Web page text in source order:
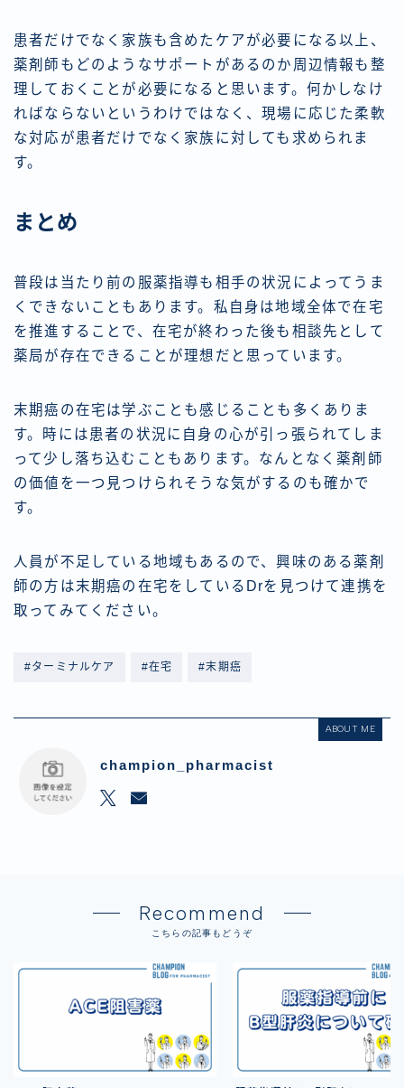
患者だけでなく家族も含めたケアが必要になる以上、
薬剤師もどのようなサポートがあるのか周辺情報も整
理しておくことが必要になると思います。何かしなけ
ればならないというわけではなく、現場に応じた柔軟
な対応が患者だけでなく家族に対しても求められま
す。
まとめ
普段は当たり前の服薬指導も相手の状況によってうま
くできないこともあります。私自身は地域全体で在宅
を推進することで、在宅が終わった後も相談先として
薬局が存在できることが理想だと思っています。
末期癌の在宅は学ぶことも感じることも多くありま
す。時には患者の状況に自身の心が引っ張られてしま
って少し落ち込むこともあります。なんとなく薬剤師
の価値を一つ見つけられそうな気がするのも確かで
す。
人員が不足している地域もあるので、興味のある薬剤
師の方は末期癌の在宅をしているDrを見つけて連携を
取ってみてください。
#ターミナルケア #在宅 #末期癌
ABOUT ME
champion_pharmacist
Recommend
こちらの記事もどうぞ